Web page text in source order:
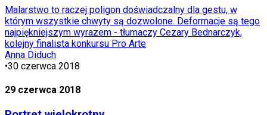
Malarstwo to raczej poligon doświadczalny dla gestu, w
którym wszystkie chwyty są dozwolone. Deformacje są tego
najpiękniejszym wyrazem - tłumaczy Cezary Bednarczyk,
kolejny finalista konkursu Pro Arte
Anna Diduch
•30 czerwca 2018
29 czerwca 2018